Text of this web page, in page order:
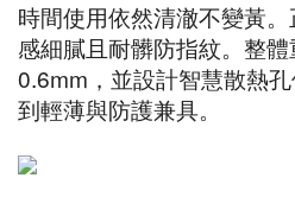
時間使用依然清澈不變黃
感細膩且耐髒防指紋。整
0.6mm，並設計智慧散熱
到輕薄與防護兼具。